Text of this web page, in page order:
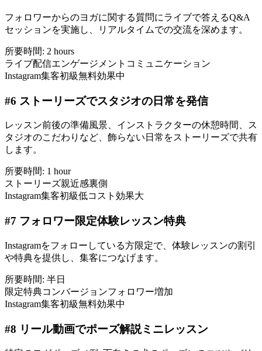
フォロワーからのヨガに関する質問にライブで答えるQ&A
セッションを実施し、リアルタイムでの交流を深めます。
所要時間: 2 hours
ライブ配信エンゲージメント コミュニケーション
Instagram集客初級無料効果中
#6 ストーリーズでスタジオの日常を発信
レッスン前後の準備風景、インストラクターの休憩時間、ス
タジオのこだわりなど、飾らない日常をストーリーズで共有
します。
所要時間: 1 hour
ストーリーズ親近感裏側
Instagram集客初級低コスト 効果大
#7 フォロワー限定体験レッスン特典
Instagramをフォローしている方限定で、体験レッスンの割引
や特典を提供し、集客につなげます。
所要時間: 半日
限定特典コンバージョンフォロワー増加
Instagram集客初級無料効果中
#8 リール動画でポーズ解説ミニレッスン